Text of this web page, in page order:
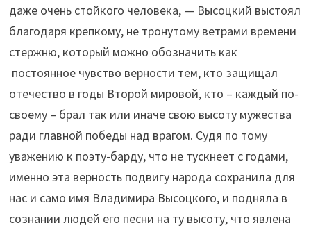
даже очень стойкого человека, — Высоцкий выстоял
благодаря крепкому, не тронутому ветрами времени
стержню, который можно обозначить как
постоянное чувство верности тем, кто защищал
отечество в годы Второй мировой, кто – каждый по-
своему – брал так или иначе свою высоту мужества
ради главной победы над врагом. Судя по тому
уважению к поэту-барду, что не тускнеет с годами,
именно эта верность подвигу народа сохранила для
нас и само имя Владимира Высоцкого, и подняла в
сознании людей его песни на ту высоту, что явлена